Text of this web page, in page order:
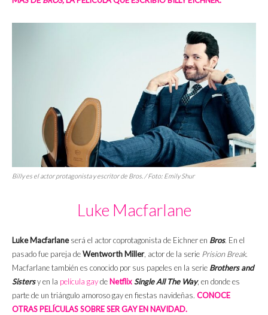
Billy es el actor protagonista y escritor de Bros. / Foto: Emily Shur
Luke Macfarlane
Luke Macfarlaneserá el actor coprotagonista de Eichner en Bros. En el
pasado fue pareja deWentworth Miller, actor de la serie Prision Break.
Macfarlane también es conocido por sus papeles en la serie Brothers and
Sistersy en la película gayde NetflixSingle All The Way, en donde es
parte de un triángulo amoroso gay en fiestas navideñas. CONOCE
OTRAS PELÍCULAS SOBRE SER GAY EN NAVIDAD.